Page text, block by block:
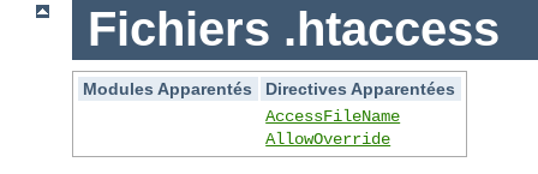
Fichiers .htaccess
Modules Apparentés
Directives Apparentées
AccessFileName
AllowOverride